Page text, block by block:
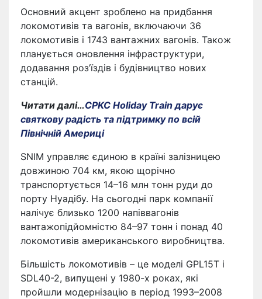
Основний акцент зроблено на придбання
локомотивів та вагонів, включаючи 36
локомотивів і 1743 вантажних вагонів. Також
планується оновлення інфраструктури,
додавання роз’їздів і будівництво нових
станцій.
Читати далі…CPKC Holiday Train дарує
святкову радість та підтримку по всій
Північній Америці
SNIM управляє єдиною в країні залізницею
довжиною 704 км, якою щорічно
транспортується 14–16 млн тонн руди до
порту Нуадібу. На сьогодні парк компанії
налічує близько 1200 напіввагонів
вантажопідйомністю 84–97 тонн і понад 40
локомотивів американського виробництва.
Більшість локомотивів – це моделі GPL15T і
SDL40-2, випущені у 1980-х роках, які
пройшли модернізацію в період 1993–2008